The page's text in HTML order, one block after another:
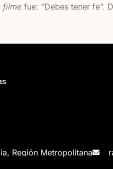
filme fue: “Debes tener fe”.
Región Metropolitana